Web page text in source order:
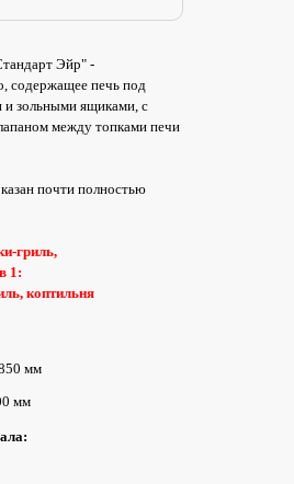
Эйр" -
содержащее печь под
и зольными ящиками, с
между топками печи
почти полностью
гриль,
1:
коптильня
мм
мм